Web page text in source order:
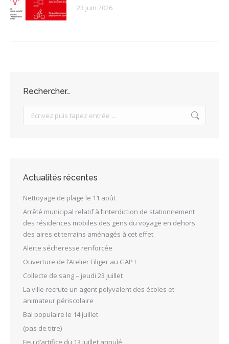
23 juin 2026
Rechercher…
Actualités récentes
Nettoyage de plage le 11 août
Arrêté municipal relatif à l’interdiction de stationnement
des résidences mobiles des gens du voyage en dehors
des aires et terrains aménagés à cet effet
Alerte sécheresse renforcée
Ouverture de l’Atelier Filiger au GAP !
Collecte de sang – jeudi 23 juillet
La ville recrute un agent polyvalent des écoles et
animateur périscolaire
Bal populaire le 14 juillet
(pas de titre)
Feu d’artifice du 13 juillet annulé